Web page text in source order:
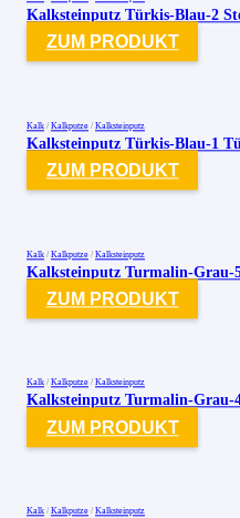
Kalksteinputz Türkis-Blau-2
ZUM PRODUKT
Kalk / Kalkputze / Kalksteinputz
Kalksteinputz Türkis-Blau-1
ZUM PRODUKT
Kalk / Kalkputze / Kalksteinputz
Kalksteinputz Turmalin-Grau-
ZUM PRODUKT
Kalk / Kalkputze / Kalksteinputz
Kalksteinputz Turmalin-Grau-
ZUM PRODUKT
Kalk / Kalkputze / Kalksteinputz